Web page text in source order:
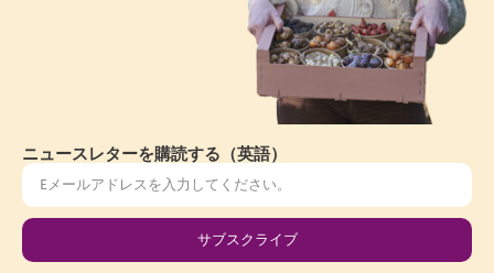
ニュースレターを購読する（英語）
サブスクライブ